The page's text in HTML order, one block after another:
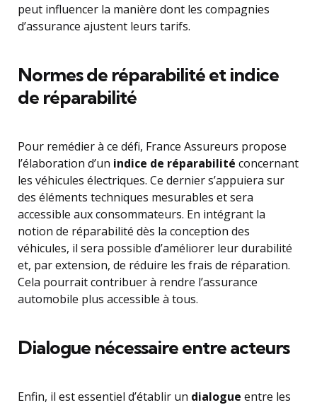
peut influencer la manière dont les compagnies
d’assurance ajustent leurs tarifs.
Normes de réparabilité et indice
de réparabilité
Pour remédier à ce défi, France Assureurs propose
l’élaboration d’un indice de réparabilité concernant
les véhicules électriques. Ce dernier s’appuiera sur
des éléments techniques mesurables et sera
accessible aux consommateurs. En intégrant la
notion de réparabilité dès la conception des
véhicules, il sera possible d’améliorer leur durabilité
et, par extension, de réduire les frais de réparation.
Cela pourrait contribuer à rendre l’assurance
automobile plus accessible à tous.
Dialogue nécessaire entre acteurs
Enfin, il est essentiel d’établir un dialogue entre les